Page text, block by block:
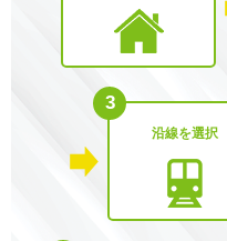
3
沿線を選択